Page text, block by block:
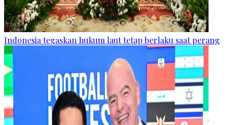
Indonesia tegaskan hukum laut tetap berlaku saat perang